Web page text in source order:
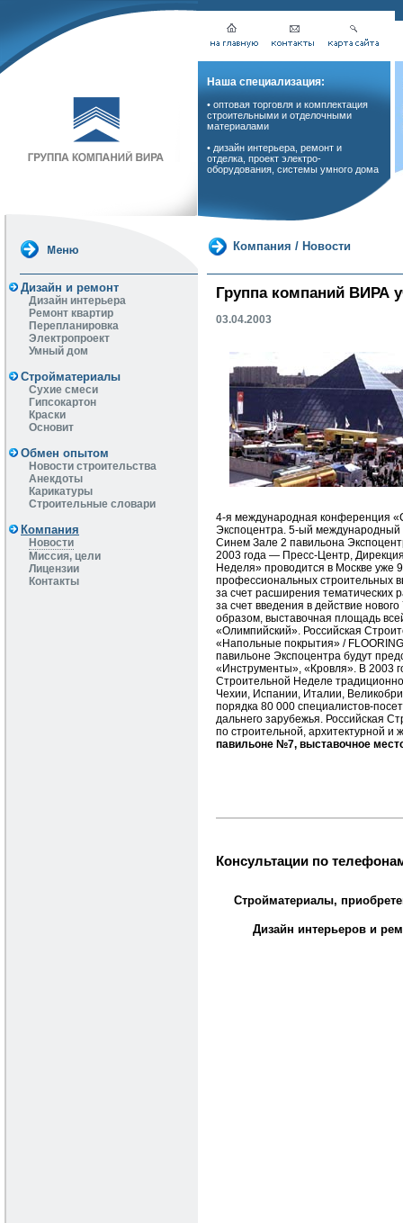
Наша специализация:
• оптовая торговля и комплектация
строительными и отделочными
материалами
• дизайн интерьера, ремонт и
отделка, проект электро-
оборудования, системы умного дома
Дизайн и ремонт
Дизайн интерьера
Ремонт квартир
Перепланировка
Электропроект
Умный дом
Стройматериалы
Сухие смеси
Гипсокартон
Краски
Основит
Обмен опытом
Новости строительства
Анекдоты
Карикатуры
Строительные словари
Компания
Новости
Миссия, цели
Лицензии
Контакты
Компания / Новости
Группа компаний ВИРА
03.04.2003
4-я международная конференция
Экспоцентра. 5-ый
Синем Зале 2 павильона
2003 года — Пресс-Центр,
Неделя» проводится в Москве уже
профессиональных строительных
за счет расширения тематических
за счет введения в действие
образом, выставочная площадь
«Олимпийский». Российская
«Напольные покрытия» /
павильоне Экспоцентра будут
«Инструменты», «Кровля». В 2003
Строительной Неделе
Чехии, Испании, Италии,
порядка 80 000 специалистов-
дальнего зарубежья. Российская
по строительной, архитектурной
павильоне №7, выставочное
Консультации по
Стройматериалы,
Дизайн интерьеров и